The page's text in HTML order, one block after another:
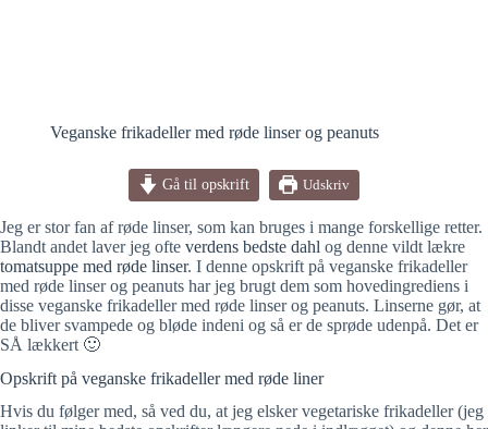
Veganske frikadeller med røde linser og peanuts
Gå til opskrift Udskriv
Jeg er stor fan af røde linser, som kan bruges i mange forskellige retter.
Blandt andet laver jeg ofte verdens bedste dahl og denne vildt lækre
tomatsuppe med røde linser. I denne opskrift på veganske frikadeller
med røde linser og peanuts har jeg brugt dem som hovedingrediens i
disse veganske frikadeller med røde linser og peanuts. Linserne gør, at
de bliver svampede og bløde indeni og så er de sprøde udenpå. Det er
SÅ lækkert 🙂
Opskrift på veganske frikadeller med røde liner
Hvis du følger med, så ved du, at jeg elsker vegetariske frikadeller (jeg